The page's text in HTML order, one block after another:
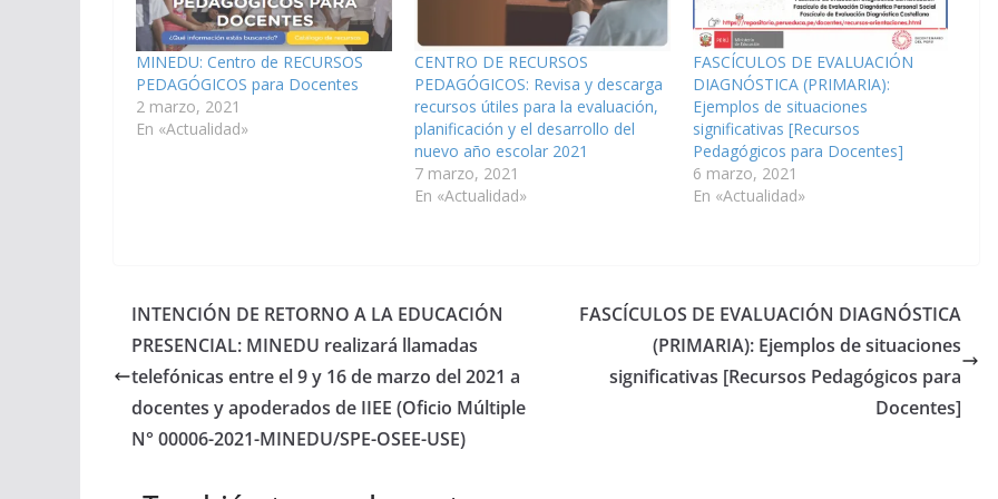
MINEDU: Centro de RECURSOS
PEDAGÓGICOS para Docentes
2 marzo, 2021
En «Actualidad»
CENTRO DE RECURSOS
PEDAGÓGICOS: Revisa y descarga
recursos útiles para la evaluación,
planificación y el desarrollo del
nuevo año escolar 2021
7 marzo, 2021
En «Actualidad»
FASCÍCULOS DE EVALUACIÓN
DIAGNÓSTICA (PRIMARIA):
Ejemplos de situaciones
significativas [Recursos
Pedagógicos para Docentes]
6 marzo, 2021
En «Actualidad»
INTENCIÓN DE RETORNO A LA EDUCACIÓN
PRESENCIAL: MINEDU realizará llamadas
telefónicas entre el 9 y 16 de marzo del 2021 a
docentes y apoderados de IIEE (Oficio Múltiple
N° 00006-2021-MINEDU/SPE-OSEE-USE)
FASCÍCULOS DE EVALUACIÓN DIAGNÓSTICA
(PRIMARIA): Ejemplos de situaciones
significativas [Recursos Pedagógicos para
Docentes]